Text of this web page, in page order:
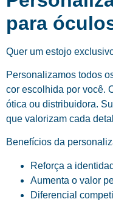
para
Quer um estojo
Personalizamos todos
cor escolhida por você.
ótica ou distribuidora.
que valorizam cada
Benefícios da
Reforça a
Aumenta o valor
Diferencial